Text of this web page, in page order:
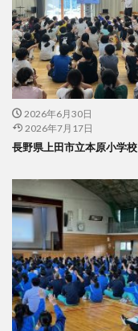
2026年6月30日
2026年7月17日
長野県上田市立本原小学校